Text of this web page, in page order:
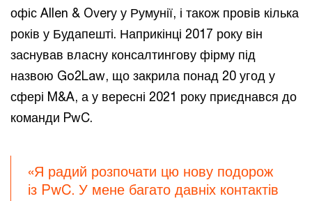
офіс Allen & Overy у Румунії, і також провів кілька
років у Будапешті. Наприкінці 2017 року він
заснував власну консалтингову фірму під
назвою Go2Law, що закрила понад 20 угод у
сфері M&A, а у вересні 2021 року приєднався до
команди PwC.
«Я радий розпочати цю нову подорож
із PwC. У мене багато давніх контактів